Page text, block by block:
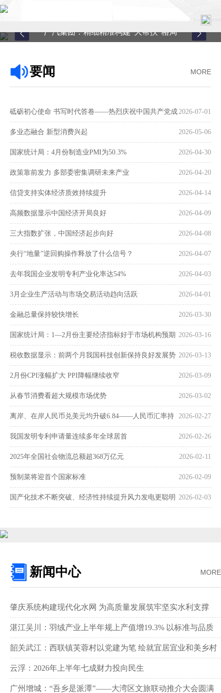
关于中心
县域服务
案例中心
联系我们
在线留言
广汽集团：精细精准构建“大帮扶”格局
MORE
要闻
2026-07-01
砥砺初心使命 书写时代答卷——热烈庆祝中国共产党成
立105周年 2026-05-06
多业态融合 新型消费兴起
2026-04-30
国家统计局：4月份制造业PMI为50.3%
2026-04-20
政策靠前发力 多部委密集调研未来产业
2026-04-14
信贷支持实体经济质效持续提升
2026-04-09
高频数据显示中国经济开局良好
2026-04-08
三大指数扩张，中国经济起步向好
2026-04-07
央行“地量”逆回购操作释放了什么信号？
2026-04-03
去年我国企业发明专利产业化率达54%
2026-04-01
3月企业生产活动与市场交易活动趋向活跃
2026-03-30
金融总量保持较快增长
2026-03-16
国家统计局：1—2月份主要经济指标好于市场机构预期
2026-03-13
税收数据显示：前两个月我国科技创新保持良好发展势
头 2026-03-09
2月份CPI涨幅扩大 PPI降幅继续收窄
2026-03-02
从春节消费看超大规模市场优势
2026-02-27
离岸、在岸人民币兑美元均升破6.84——人民币汇率持
续走强 2026-02-26
我国发明专利申请量连续多年全球居首
2026-02-11
2025年全国社会物流总额超368万亿元
2026-02-09
预制菜将迎首个国家标准
2026-02-03
国产化技术不断突破、经济性持续提升风力发电更聪明
MORE
新闻中心
肇庆系统构建现代化水网 为高质量发展筑牢坚实水利支撑‌
湛江吴川：羽绒产业上半年规上产值增19.3% 以标准与品质
领跑全国赛道‌
韶关武江：西联镇芙蓉村以党建为笔 绘就宜居宜业和美乡村
新画卷‌
云浮：2026年上半年七成财力投向民生
广州增城：“吾乡是派潭”——大湾区文旅联动推介大会圆满